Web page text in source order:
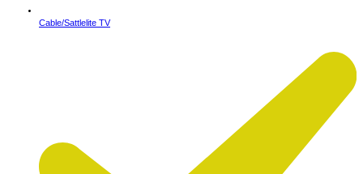
Cable/Sattlelite TV